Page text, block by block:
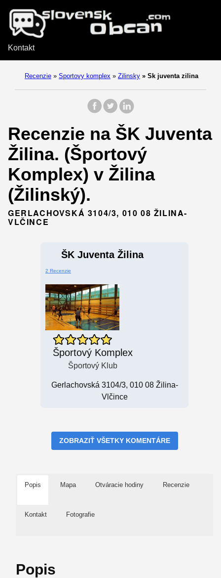
Kontakt
Recenzie » Sportovy komplex » Zilinsky » Sk juventa zilina
Recenzie na ŠK Juventa
Žilina. (Športový
Komplex) v Žilina
(Žilinský).
GERLACHOVSKÁ 3104/3, 010 08 ŽILINA-
VLČINCE
ŠK Juventa Žilina
2 Recenzie
Športový Komplex
Športový Klub
Gerlachovská 3104/3, 010 08 Žilina-
Vlčince
ZOBRAZIŤ VŠETKY KOMENTÁRE
Popis Mapa Otváracie hodiny Recenzie
Kontakt Fotografie
Popis